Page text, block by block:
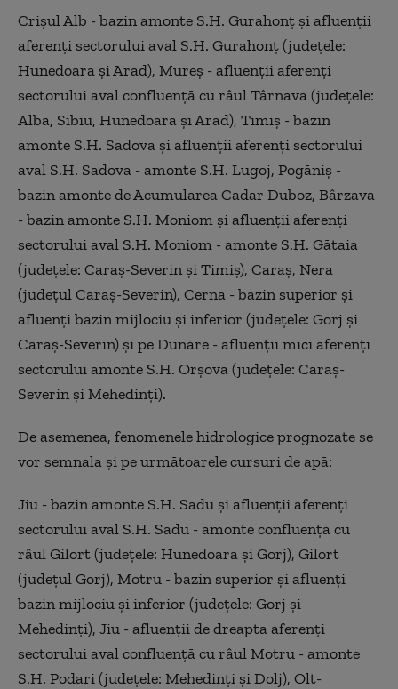
Crişul Alb - bazin amonte S.H. Gurahonţ şi afluenţii
aferenţi sectorului aval S.H. Gurahonţ (judeţele:
Hunedoara şi Arad), Mureş - afluenţii aferenţi
sectorului aval confluenţă cu râul Târnava (judeţele:
Alba, Sibiu, Hunedoara şi Arad), Timiş - bazin
amonte S.H. Sadova şi afluenţii aferenţi sectorului
aval S.H. Sadova - amonte S.H. Lugoj, Pogăniş -
bazin amonte de Acumularea Cadar Duboz, Bârzava
- bazin amonte S.H. Moniom şi afluenţii aferenţi
sectorului aval S.H. Moniom - amonte S.H. Gătaia
(judeţele: Caraş-Severin şi Timiş), Caraş, Nera
(judeţul Caraş-Severin), Cerna - bazin superior şi
afluenţi bazin mijlociu şi inferior (judeţele: Gorj şi
Caraş-Severin) şi pe Dunăre - afluenţii mici aferenţi
sectorului amonte S.H. Orşova (judeţele: Caraş-
Severin şi Mehedinţi).
De asemenea, fenomenele hidrologice prognozate se
vor semnala şi pe următoarele cursuri de apă:
Jiu - bazin amonte S.H. Sadu şi afluenţii aferenţi
sectorului aval S.H. Sadu - amonte confluenţă cu
râul Gilort (judeţele: Hunedoara şi Gorj), Gilort
(judeţul Gorj), Motru - bazin superior şi afluenţi
bazin mijlociu şi inferior (judeţele: Gorj şi
Mehedinţi), Jiu - afluenţii de dreapta aferenţi
sectorului aval confluenţă cu râul Motru - amonte
S.H. Podari (judeţele: Mehedinţi şi Dolj), Olt-